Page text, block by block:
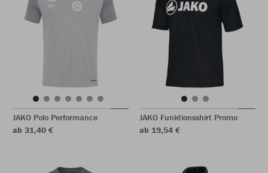
JAKO Polo Performance
ab 31,40 €
JAKO Funktionsshirt Promo
ab 19,54 €